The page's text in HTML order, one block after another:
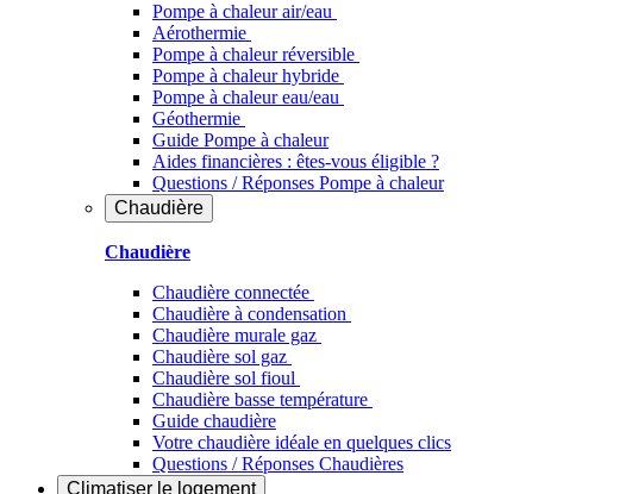
Pompe à chaleur air/eau
Aérothermie
Pompe à chaleur réversible
Pompe à chaleur hybride
Pompe à chaleur​ eau/eau
Géothermie
Guide Pompe à chaleur
Aides financières : êtes-vous éligible ?
Questions / Réponses Pompe à chaleur
Chaudière
Chaudière
Chaudière connectée
Chaudière à condensation
Chaudière murale gaz
Chaudière sol gaz
Chaudière sol fioul
Chaudière basse température
Guide chaudière
Votre chaudière idéale en quelques clics
Questions / Réponses Chaudières
Climatiser le logement